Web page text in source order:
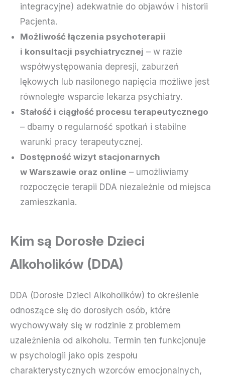
integracyjne) adekwatnie do objawów i historii
Pacjenta.
Możliwość łączenia psychoterapii
i konsultacji psychiatrycznej – w razie
współwystępowania depresji, zaburzeń
lękowych lub nasilonego napięcia możliwe jest
równoległe wsparcie lekarza psychiatry.
Stałość i ciągłość procesu terapeutycznego
– dbamy o regularność spotkań i stabilne
warunki pracy terapeutycznej.
Dostępność wizyt stacjonarnych
w Warszawie oraz online – umożliwiamy
rozpoczęcie terapii DDA niezależnie od miejsca
zamieszkania.
Kim są Dorosłe Dzieci
Alkoholików (DDA)
DDA (Dorosłe Dzieci Alkoholików) to określenie
odnoszące się do dorosłych osób, które
wychowywały się w rodzinie z problemem
uzależnienia od alkoholu. Termin ten funkcjonuje
w psychologii jako opis zespołu
charakterystycznych wzorców emocjonalnych,